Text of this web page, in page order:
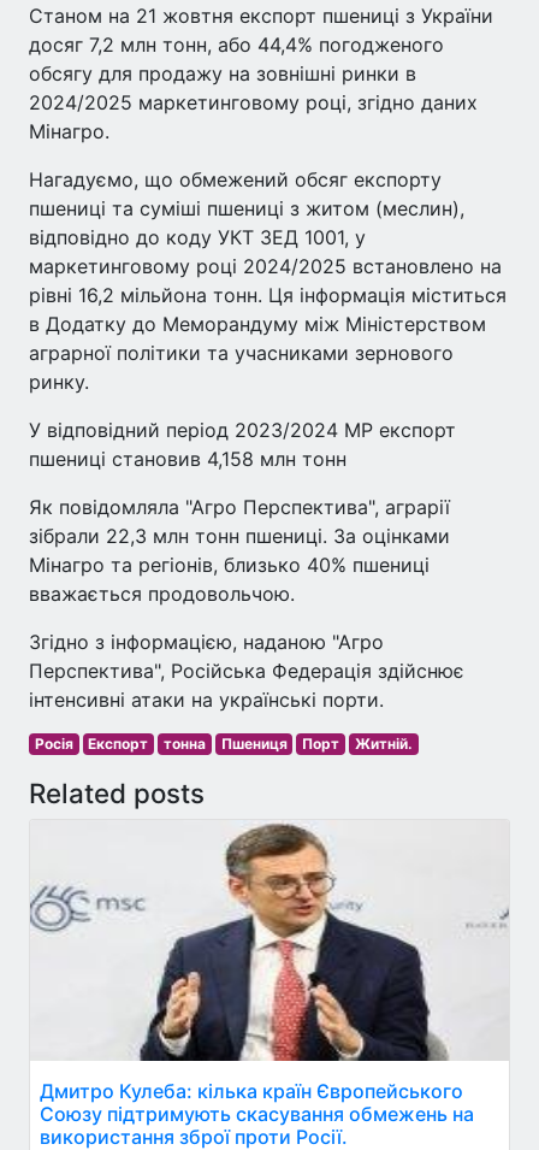
Станом на 21 жовтня експорт пшениці з України
досяг 7,2 млн тонн, або 44,4% погодженого
обсягу для продажу на зовнішні ринки в
2024/2025 маркетинговому році, згідно даних
Мінагро.
Нагадуємо, що обмежений обсяг експорту
пшениці та суміші пшениці з житом (меслин),
відповідно до коду УКТ ЗЕД 1001, у
маркетинговому році 2024/2025 встановлено на
рівні 16,2 мільйона тонн. Ця інформація міститься
в Додатку до Меморандуму між Міністерством
аграрної політики та учасниками зернового
ринку.
У відповідний період 2023/2024 МР експорт
пшениці становив 4,158 млн тонн
Як повідомляла "Агро Перспектива", аграрії
зібрали 22,3 млн тонн пшениці. За оцінками
Мінагро та регіонів, близько 40% пшениці
вважається продовольчою.
Згідно з інформацією, наданою "Агро
Перспектива", Російська Федерація здійснює
інтенсивні атаки на українські порти.
Росія Експорт тонна Пшениця Порт Житній.
Related posts
Дмитро Кулеба: кілька країн Європейського
Союзу підтримують скасування обмежень на
використання зброї проти Росії.